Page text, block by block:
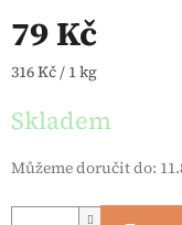
79 Kč
Měrná cena:
316 Kč / 1 kg
Skladem
Můžeme doručit do: